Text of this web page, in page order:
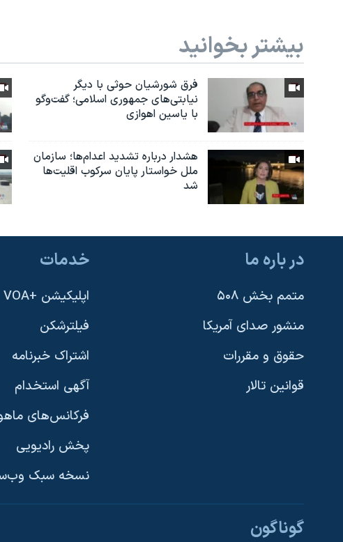
دنبال کنید
بیشتر بخوانید
فرق شورشیان حوثی با دیگر
نیابتی‌های جمهوری اسلامی؛ گفت‌وگو
با یاسین اهوازی
هشدار درباره تشدید اعدام‌ها؛ سازمان
ملل خواستار پایان سرکوب اقلیت‌ها
شد
در باره ما
متمم بخش ۵۰۸
منشور صدای آمریکا
حقوق و مقررات
قوانین تالار
خدمات
اپلیکیشن +VOA
فیلترشکن
اشتراک خبرنامه
آگهی استخدام
فرکانس‌های
پخش رادیویی
نسخه سبک
گوناگون